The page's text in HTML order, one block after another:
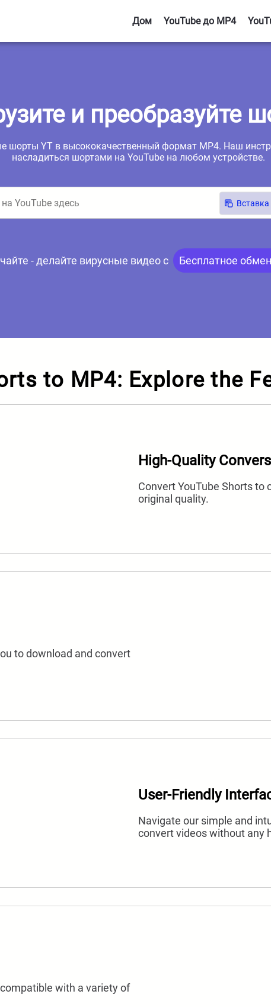
Дом YouTube до MP4
и преобразуйте
шорты YT в высококачественный формат MP4. Наш
насладиться шортами на YouTube на любом устройстве.
Вставка
- делайте вирусные видео с Бесплатное
to MP4: Explore the
High-Quality
Convert YouTube Shorts to
original quality.
to download and convert
User-Friendly
Navigate our simple and
convert videos without any
with a variety of